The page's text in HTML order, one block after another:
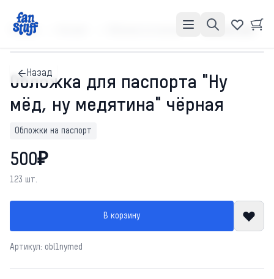
Главная Обложки на паспорт Обложка для паспорта "Ну мёд, ну медятина" чёрная
Назад
Обложка для паспорта "Ну
мёд, ну медятина" чёрная
Обложки на паспорт
500₽
123 шт.
В корзину
Артикул: obl1nymed